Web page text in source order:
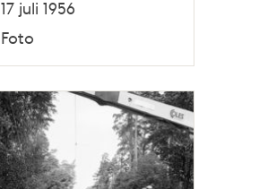
17 juli 1956
Foto